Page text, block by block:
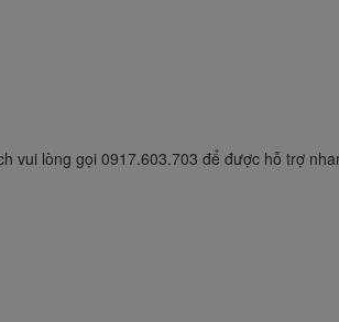
vui lòng gọi 0917.603.703 để được hỗ trợ